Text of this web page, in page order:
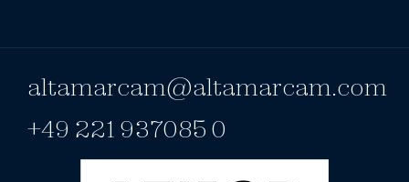
altamarcam@altamarcam.com
+49 221 937085 0